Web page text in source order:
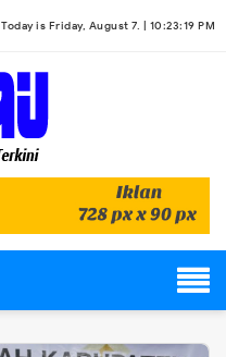
Today is Friday, August 7. | 10:23:19 PM